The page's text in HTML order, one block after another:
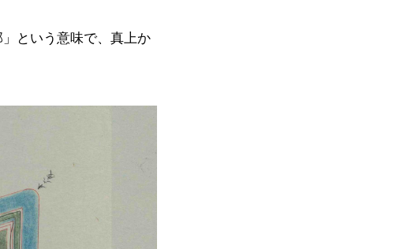
という意味で、真上か